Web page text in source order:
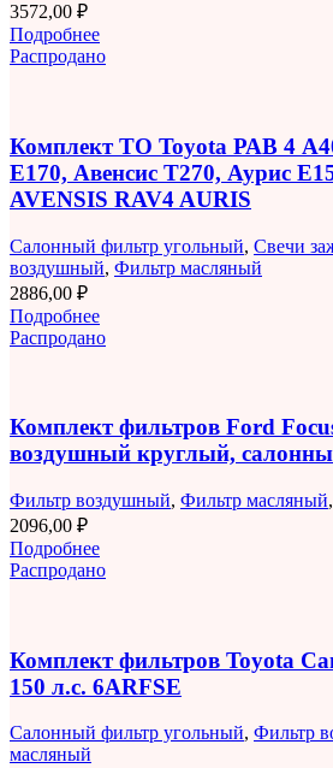
3572,00 ₽
Подробнее
Распродано
Комплект ТО Toyota РАВ 4
E170, Авенсис T270, Аурис
AVENSIS RAV4 AURIS
Салонный фильтр угольный, Свечи
воздушный, Фильтр масляный
2886,00 ₽
Подробнее
Распродано
Комплект фильтров Ford
воздушный круглый,
Фильтр воздушный, Фильтр масляный,
2096,00 ₽
Подробнее
Распродано
Комплект фильтров Toyota
150 л.с. 6ARFSE
Салонный фильтр угольный, Фильтр
масляный